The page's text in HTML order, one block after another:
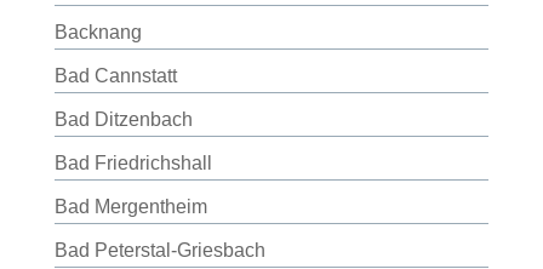
Backnang
Bad Cannstatt
Bad Ditzenbach
Bad Friedrichshall
Bad Mergentheim
Bad Peterstal-Griesbach